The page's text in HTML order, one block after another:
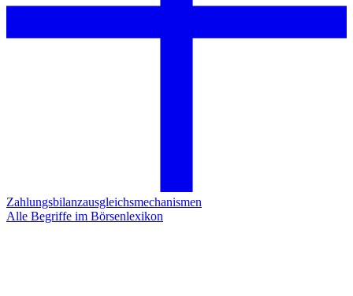
Zahlungsbilanzausgleichsmechanismen
Alle Begriffe im Börsenlexikon